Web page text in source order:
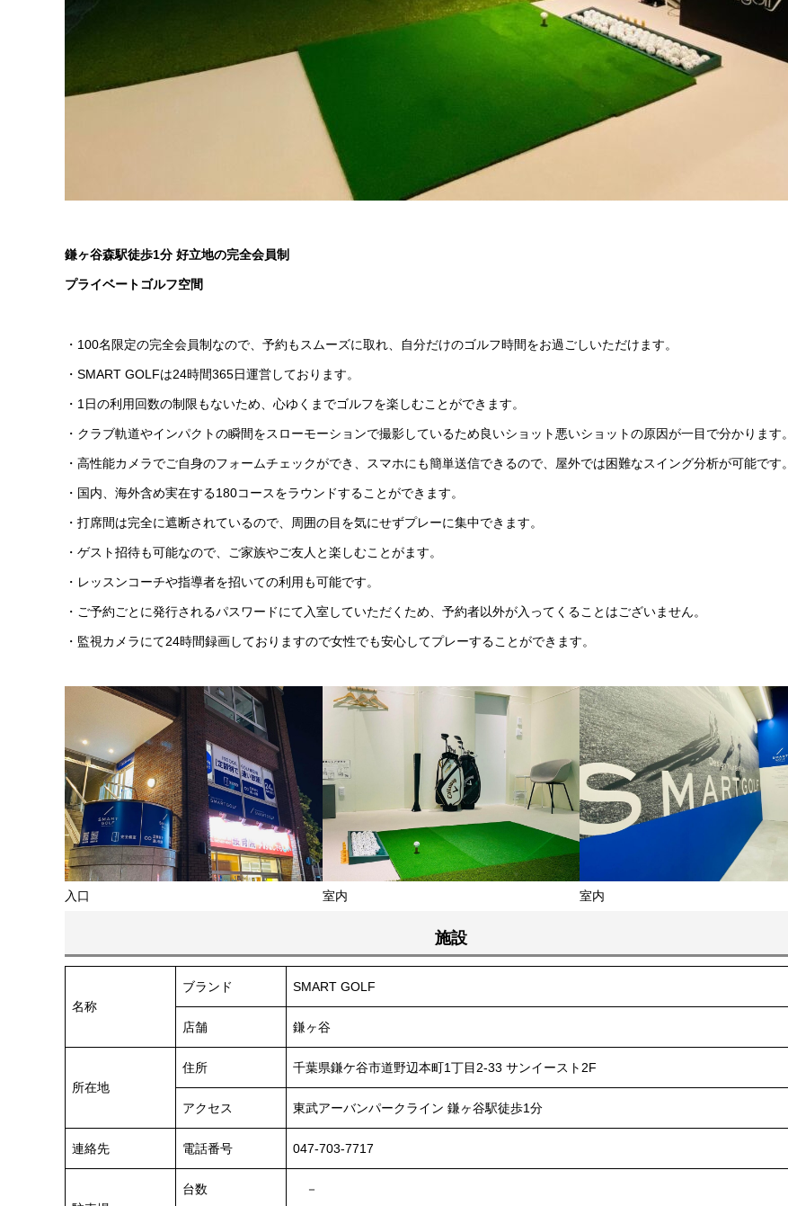
鎌ヶ谷森駅徒歩1分 好立地の完全会員制
プライベートゴルフ空間
・100名限定の完全会員制なので、予約もスムーズに取れ、自分だけのゴルフ時間をお過ごしいただけます。
・SMART GOLFは24時間365日運営しております。
・1日の利用回数の制限もないため、心ゆくまでゴルフを楽しむことができます。
・クラブ軌道やインパクトの瞬間をスローモーションで撮影しているため良いショット悪いショットの原因が一目で分かります。
・高性能カメラでご自身のフォームチェックができ、スマホにも簡単送信できるので、屋外では困難なスイング分析が可能です。
・国内、海外含め実在する180コースをラウンドすることができます。
・打席間は完全に遮断されているので、周囲の目を気にせずプレーに集中できます。
・ゲスト招待も可能なので、ご家族やご友人と楽しむことがます。
・レッスンコーチや指導者を招いての利用も可能です。
・ご予約ごとに発行されるパスワードにて入室していただくため、予約者以外が入ってくることはございません。
・監視カメラにて24時間録画しておりますので女性でも安心してプレーすることができます。
入口 室内 室内
施設
名称
ブランド SMART GOLF
店舗 鎌ヶ谷
所在地
住所 千葉県鎌ケ谷市道野辺本町1丁目2-33 サンイースト2F
アクセス 東武アーバンパークライン 鎌ヶ谷駅徒歩1分
連絡先 電話番号 047-703-7717
台数 －